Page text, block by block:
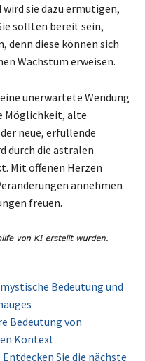
sie dazu ermutigen,
sollten bereit sein,
denn diese können sich
Wachstum erweisen.
unerwartete Wendung
Möglichkeit, alte
neue, erfüllende
durch die astralen
Mit offenen Herzen
annehmen
freuen.
Bedeutung und
Bedeutung von
Kontext
Sie die nächste